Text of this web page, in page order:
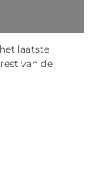
laatste
van de